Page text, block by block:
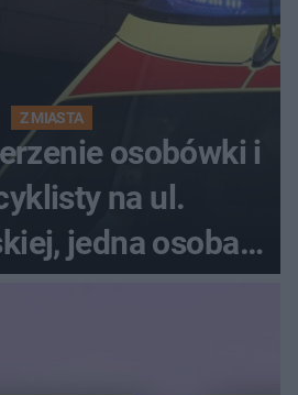
Z MIASTA
osobówki i
na ul.
jedna osoba
ranna!